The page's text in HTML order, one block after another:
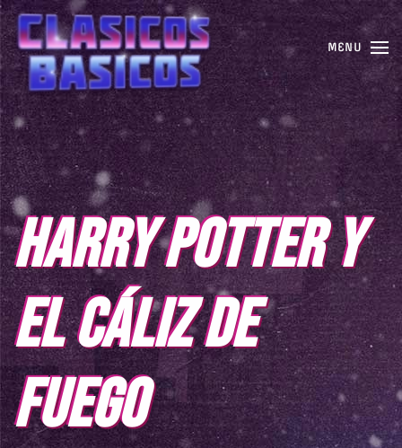
MENU
HARRY POTTER Y
EL CÁLIZ DE
FUEGO